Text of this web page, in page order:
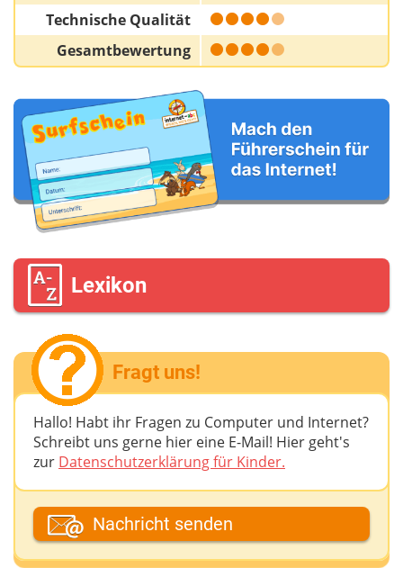
Technische Qualität
Gesamtbewertung
Lexikon
Fragt uns!
Hallo! Habt ihr Fragen zu Computer und Internet?
Schreibt uns gerne hier eine E-Mail! Hier geht's
zur Datenschutzerklärung für Kinder.
Dein Fantasiename
Nachricht senden